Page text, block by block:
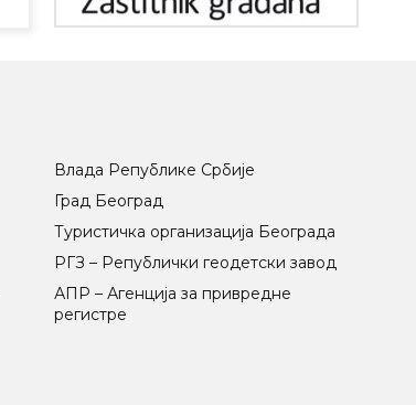
Влада Републике Србије
Град Београд
Туристичка организација Београда
РГЗ – Републички геодетски завод
АПР – Агенција за привредне
регистре